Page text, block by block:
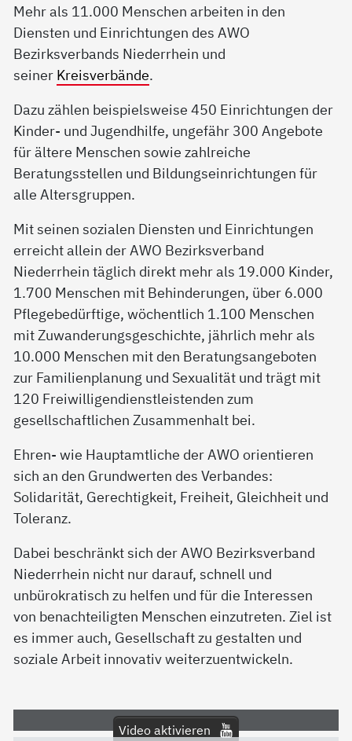
Mehr als 11.000 Menschen arbeiten in den
Diensten und Einrichtungen des AWO
Bezirksverbands Niederrhein und
seiner Kreisverbände.
Dazu zählen beispielsweise 450 Einrichtungen der
Kinder- und Jugendhilfe, ungefähr 300 Angebote
für ältere Menschen sowie zahlreiche
Beratungsstellen und Bildungseinrichtungen für
alle Altersgruppen.
Mit seinen sozialen Diensten und Einrichtungen
erreicht allein der AWO Bezirksverband
Niederrhein täglich direkt mehr als 19.000 Kinder,
1.700 Menschen mit Behinderungen, über 6.000
Pflegebedürftige, wöchentlich 1.100 Menschen
mit Zuwanderungsgeschichte, jährlich mehr als
10.000 Menschen mit den Beratungsangeboten
zur Familienplanung und Sexualität und trägt mit
120 Freiwilligendienstleistenden zum
gesellschaftlichen Zusammenhalt bei.
Ehren- wie Hauptamtliche der AWO orientieren
sich an den Grundwerten des Verbandes:
Solidarität, Gerechtigkeit, Freiheit, Gleichheit und
Toleranz.
Dabei beschränkt sich der AWO Bezirksverband
Niederrhein nicht nur darauf, schnell und
unbürokratisch zu helfen und für die Interessen
von benachteiligten Menschen einzutreten. Ziel ist
es immer auch, Gesellschaft zu gestalten und
soziale Arbeit innovativ weiterzuentwickeln.
Video aktivieren